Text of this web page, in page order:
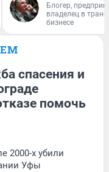
Блогер,
владелец в
бизнесе
спасения и
помочь
2000-х убили
Уфы